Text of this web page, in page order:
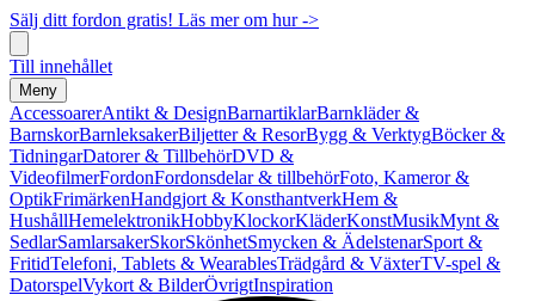
Sälj ditt fordon gratis! Läs mer om hur ->
Till innehållet
Meny
AccessoarerAntikt & DesignBarnartiklarBarnkläder &
BarnskorBarnleksakerBiljetter & ResorBygg & VerktygBöcker &
TidningarDatorer & TillbehörDVD &
VideofilmerFordonFordonsdelar & tillbehörFoto, Kameror &
OptikFrimärkenHandgjort & KonsthantverkHem &
HushållHemelektronikHobbyKlockorKläderKonstMusikMynt &
SedlarSamlarsakerSkorSkönhetSmycken & ÄdelstenarSport &
FritidTelefoni, Tablets & WearablesTrädgård & VäxterTV-spel &
DatorspelVykort & BilderÖvrigtInspiration